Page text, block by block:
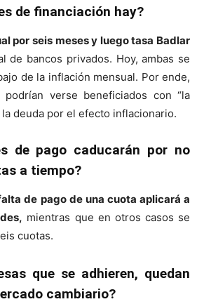
de financiación hay?
por seis meses y luego tasa Badlar
de bancos privados. Hoy, ambas se
de la inflación mensual. Por ende,
podrían verse beneficiados con “la
deuda por el efecto inflacionario.
de pago caducarán por no
a tiempo?
de pago de una cuota aplicará a
mientras que en otros casos se
cuotas.
que se adhieren, quedan
cambiario?